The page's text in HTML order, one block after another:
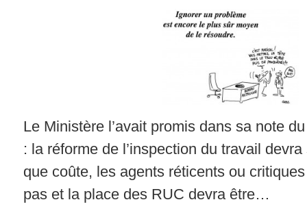
Le Ministère l’avait promis dans sa note
: la réforme de l’inspection du travail devra
que coûte, les agents réticents ou
pas et la place des RUC devra être…